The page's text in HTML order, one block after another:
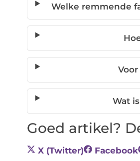
Welke remmende
Wat
Goed artikel?
X (Twitter) Facebook